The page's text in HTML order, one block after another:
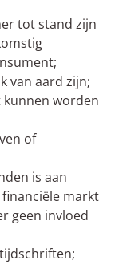
tot stand zijn
van aard zijn;
worden
of
is aan
markt
geen invloed